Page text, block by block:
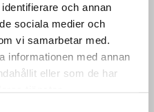
och annan
sociala medier och
vi samarbetar med.
informationen med annan
eller som de har
otomobîlê li ser
me yên giştî li virbixwînin